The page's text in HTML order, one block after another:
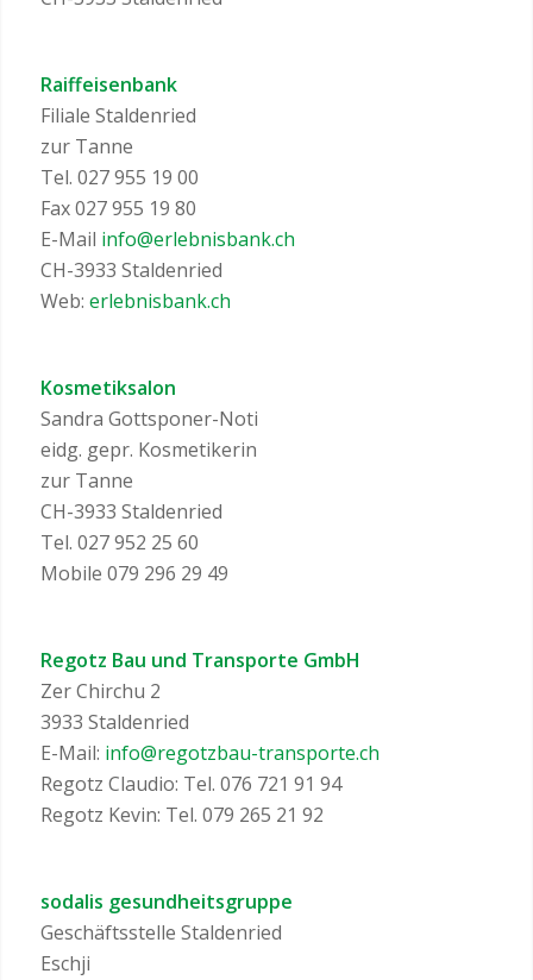
Raiffeisenbank
Filiale Staldenried
zur Tanne
Tel. 027 955 19 00
Fax 027 955 19 80
E-Mail info@erlebnisbank.ch
CH-3933 Staldenried
Web: erlebnisbank.ch
Kosmetiksalon
Sandra Gottsponer-Noti
eidg. gepr. Kosmetikerin
zur Tanne
CH-3933 Staldenried
Tel. 027 952 25 60
Mobile 079 296 29 49
Regotz Bau und Transporte GmbH
Zer Chirchu 2
3933 Staldenried
E-Mail: info@regotzbau-transporte.ch
Regotz Claudio: Tel. 076 721 91 94
Regotz Kevin: Tel. 079 265 21 92
sodalis gesundheitsgruppe
Geschäftsstelle Staldenried
Eschji